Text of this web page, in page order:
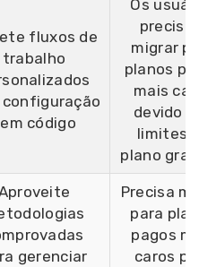
fluxos de
trabalho
configuração
código
Os
migrar
planos
mais
devido
limites
plano
gerenciar
Precisa
para
pagos
caros